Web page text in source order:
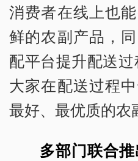
消费者在线上也
鲜的农副产品，
配平台提升配送
大家在配送过程
最好、最优质的农
多部门联合